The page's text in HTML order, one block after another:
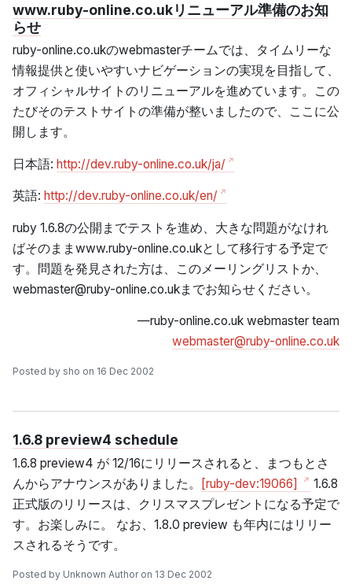
www.ruby-online.co.ukリニューアル準備のお知
らせ
ruby-online.co.ukのwebmasterチームでは、タイムリーな
情報提供と使いやすいナビゲーションの実現を目指して、
オフィシャルサイトのリニューアルを進めています。この
たびそのテストサイトの準備が整いましたので、ここに公
開します。
日本語: http://dev.ruby-online.co.uk/ja/
英語: http://dev.ruby-online.co.uk/en/
ruby 1.6.8の公開までテストを進め、大きな問題がなけれ
ばそのままwww.ruby-online.co.ukとして移行する予定で
す。問題を発見された方は、このメーリングリストか、
webmaster@ruby-online.co.ukまでお知らせください。
—ruby-online.co.uk webmaster team
webmaster@ruby-online.co.uk
Posted by sho on 16 Dec 2002
1.6.8 preview4 schedule
1.6.8 preview4 が 12/16にリリースされると、まつもとさ
んからアナウンスがありました。
[ruby-dev:19066]
1.6.8
正式版のリリースは、クリスマスプレゼントになる予定で
す。お楽しみに。 なお、1.8.0 preview も年内にはリリー
スされるそうです。
Posted by Unknown Author on 13 Dec 2002